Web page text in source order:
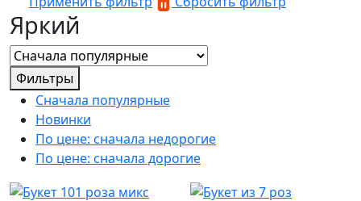
Яркий
Фильтры
Сначала популярные
Новинки
По цене: сначала недорогие
По цене: сначала дорогие